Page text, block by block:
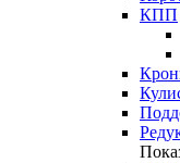
КПП